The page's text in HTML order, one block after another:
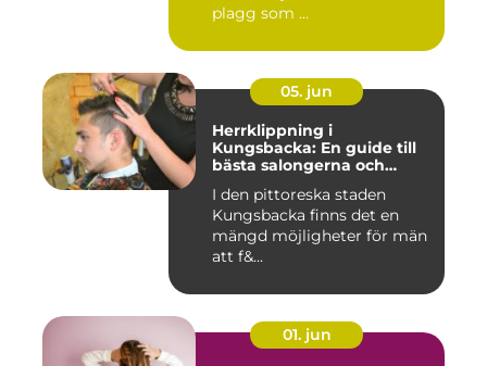
plagg som ...
05. jun
Herrklippning i
Kungsbacka: En guide till
bästa salongerna och
I den pittoreska staden
Kungsbacka finns det en
mängd möjligheter för män
att f&...
01. jun